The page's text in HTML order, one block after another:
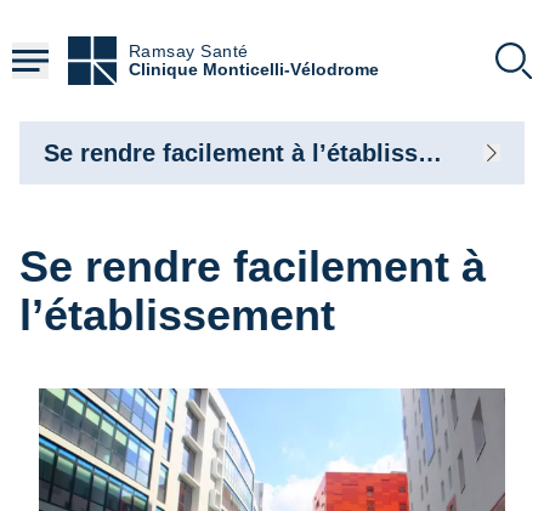
contenu
principal
Ramsay Santé
Clinique Monticelli-Vélodrome
Se rendre facilement à
l’établissement
Se rendre facilement à l’établissement